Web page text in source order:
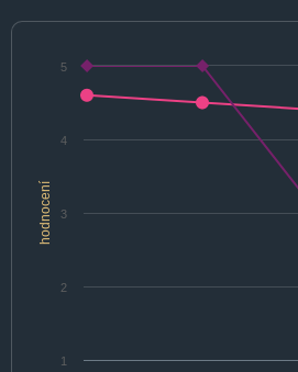
hodnocení
1
2
3
4
5